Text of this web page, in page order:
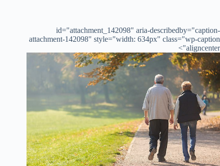
id="attachment_142098" aria-describedby="caption-
attachment-142098" style="width: 634px" class="wp-caption
aligncenter">